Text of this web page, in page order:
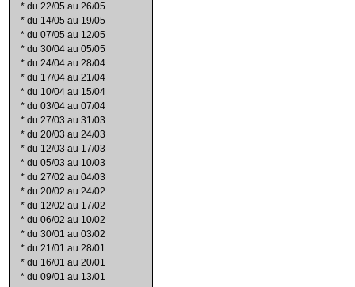
* du 22/05 au 26/05
* du 14/05 au 19/05
* du 07/05 au 12/05
* du 30/04 au 05/05
* du 24/04 au 28/04
* du 17/04 au 21/04
* du 10/04 au 15/04
* du 03/04 au 07/04
* du 27/03 au 31/03
* du 20/03 au 24/03
* du 12/03 au 17/03
* du 05/03 au 10/03
* du 27/02 au 04/03
* du 20/02 au 24/02
* du 12/02 au 17/02
* du 06/02 au 10/02
* du 30/01 au 03/02
* du 21/01 au 28/01
* du 16/01 au 20/01
* du 09/01 au 13/01